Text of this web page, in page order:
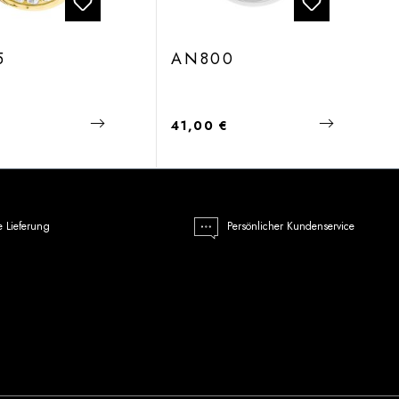
AN800
Regulärer Preis:
41,00 €
Lieferung Persönlicher Kundenservice